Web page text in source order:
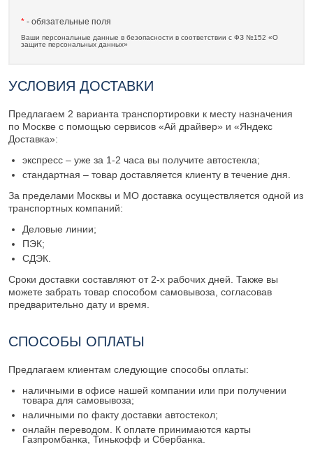
* - обязательные поля
Ваши персональные данные в безопасности в соответствии с ФЗ №152 «О
защите персональных данных»
УСЛОВИЯ ДОСТАВКИ
Предлагаем 2 варианта транспортировки к месту назначения
по Москве с помощью сервисов «Ай драйвер» и «Яндекс
Доставка»:
экспресс – уже за 1-2 часа вы получите автостекла;
стандартная – товар доставляется клиенту в течение дня.
За пределами Москвы и МО доставка осуществляется одной из
транспортных компаний:
Деловые линии;
ПЭК;
СДЭК.
Сроки доставки составляют от 2-х рабочих дней. Также вы
можете забрать товар способом самовывоза, согласовав
предварительно дату и время.
СПОСОБЫ ОПЛАТЫ
Предлагаем клиентам следующие способы оплаты:
наличными в офисе нашей компании или при получении
товара для самовывоза;
наличными по факту доставки автостекол;
онлайн переводом. К оплате принимаются карты
Газпромбанка, Тинькофф и Сбербанка.